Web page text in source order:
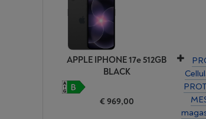
APPLE IPHONE 17e 512GB
BLACK
€ 969,00